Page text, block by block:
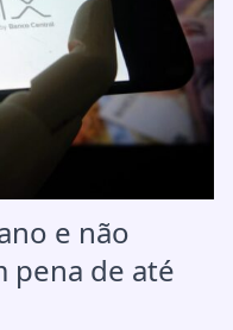
e não
pena de até